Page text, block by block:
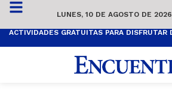
LUNES, 10 DE AGOSTO DE 2026